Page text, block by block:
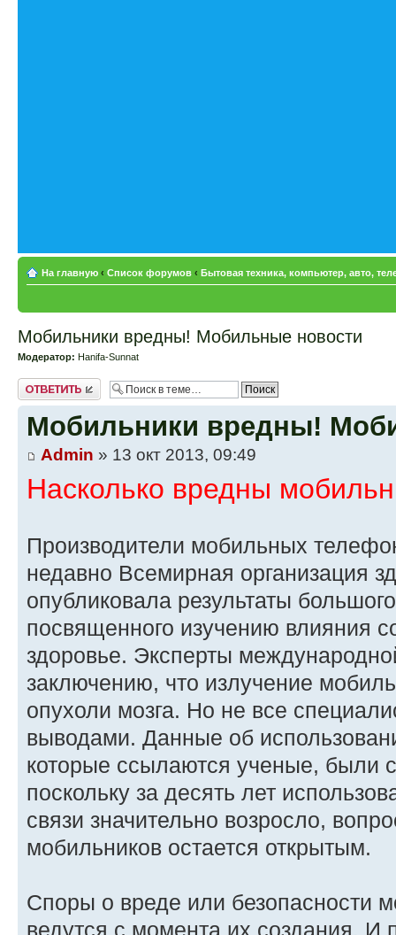
На главную ‹ Список форумов ‹ Бытовая техника, компьютер, авто,
Мобильники вредны! Мобильные новости
Модератор: Hanifa-Sunnat
Ответить
Мобильники вредны!
Admin » 13 окт 2013, 09:49
Насколько вредны
Производители мобильных
недавно Всемирная организация
опубликовала результаты
посвященного изучению влияния
здоровье. Эксперты
заключению, что излучение
опухоли мозга. Но не все
выводами. Данные об
которые ссылаются ученые, были
поскольку за десять лет
связи значительно возросло,
мобильников остается открытым.
Споры о вреде или безопасности
ведутся с момента их создания. И